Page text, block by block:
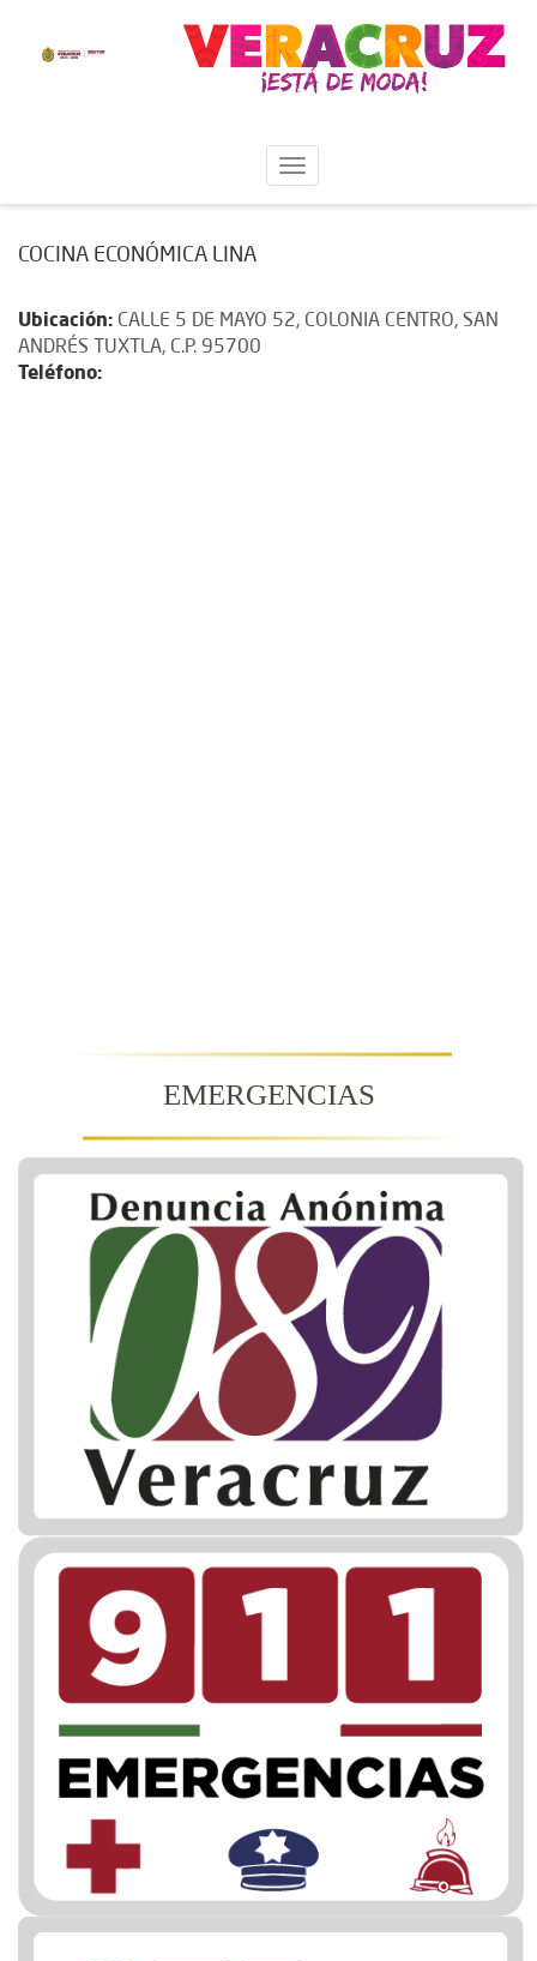
COCINA ECONÓMICA LINA
Ubicación: CALLE 5 DE MAYO 52, COLONIA CENTRO, SAN
ANDRÉS TUXTLA, C.P. 95700
Teléfono:
EMERGENCIAS